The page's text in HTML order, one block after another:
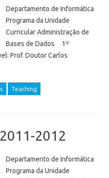
Departamento de Informática
Programa da Unidade
Curricular Administração de
Bases de Dados 1º
Prof. Doutor Carlos
Teaching
2012
Departamento de Informática
Programa da Unidade